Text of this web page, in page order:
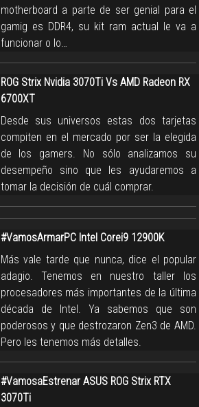
motherboard a parte de ser genial para el
gamig es DDR4, su kit ram actual le va a
funcionar o lo…
ROG Strix Nvidia 3070Ti Vs AMD Radeon RX
6700XT
Desde sus universos estas dos tarjetas
compiten en el mercado por ser la elegida
de los gamers. No sólo analizamos su
desempeño sino que les ayudaremos a
tomar la decisión de cuál comprar.
#VamosArmarPC Intel Corei9 12900K
Más vale tarde que nunca, dice el popular
adagio. Tenemos en nuestro taller los
procesadores más importantes de la última
década de Intel. Ya sabemos que son
poderosos y que destrozaron Zen3 de AMD.
Pero les tenemos más detalles.
#VamosaEstrenar ASUS ROG Strix RTX
3070Ti